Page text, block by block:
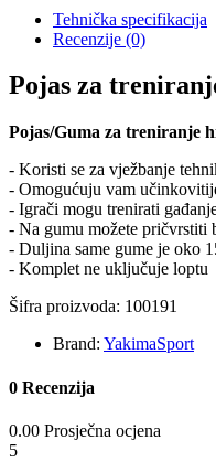
Tehnička specifikacija
Recenzije (0)
Pojas za
Pojas/Guma za treniranje
- Koristi se za vježbanje
- Omogućuju vam
- Igrači mogu trenirati
- Na gumu možete pričvrstiti
- Duljina same gume je oko
- Komplet ne uključuje loptu
Šifra proizvoda: 100191
Brand: YakimaSport
0 Recenzija
0.00 Prosječna ocjena
5